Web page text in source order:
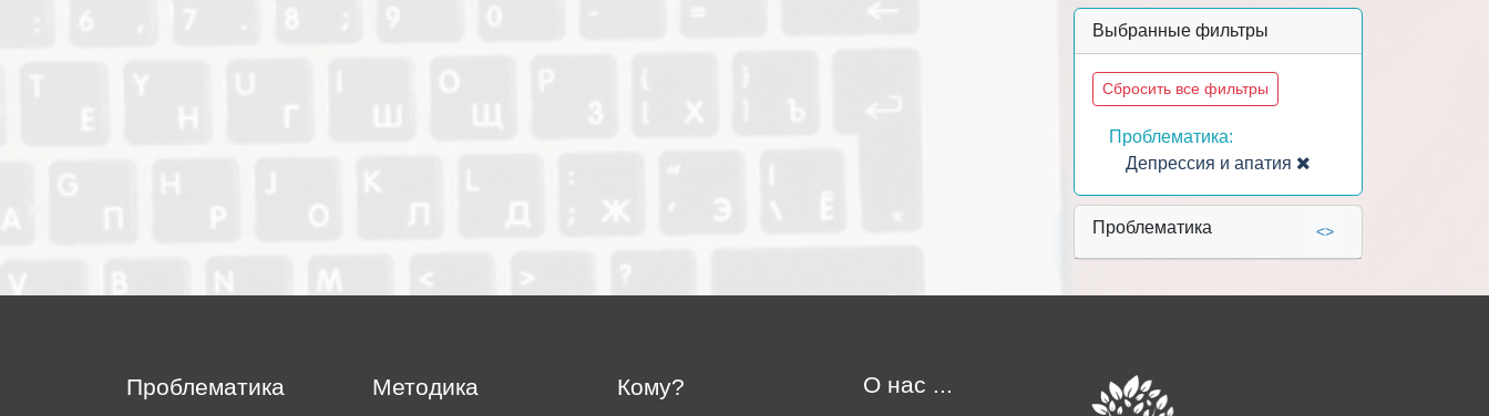
Выбранные фильтры
Сбросить все фильтры
Проблематика:
Депрессия и апатия
Проблематика <>
Проблематика Методика Кому?
О нас ...